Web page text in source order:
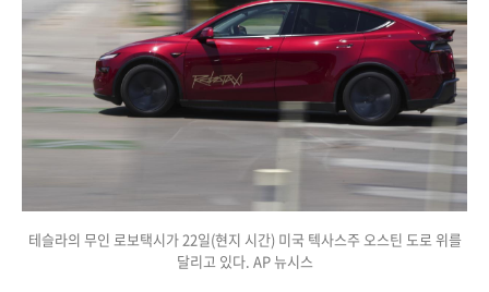
테슬라의 무인 로보택시가 22일(현지 시간) 미국 텍사스주 오스틴 도로 위를
달리고 있다. AP 뉴시스